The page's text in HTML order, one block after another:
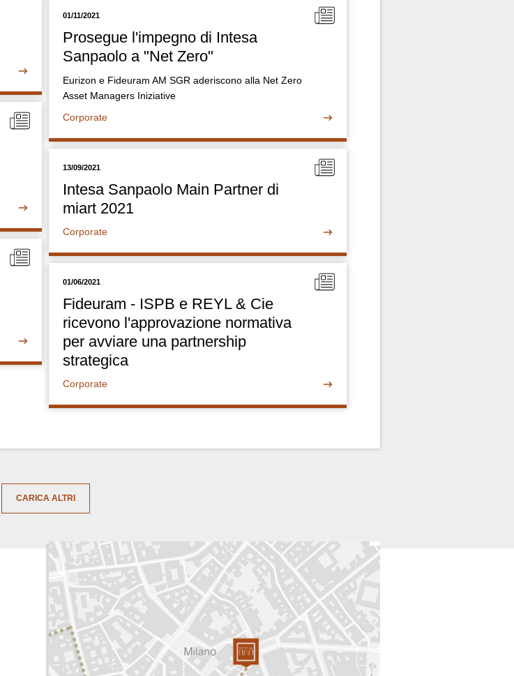
01/11/2021
Prosegue l'impegno di Intesa
Sanpaolo a "Net Zero"
Eurizon e Fideuram AM SGR aderiscono alla Net Zero
Asset Managers Iniziative
Corporate
13/09/2021
Intesa Sanpaolo Main Partner di
miart 2021
Corporate
01/06/2021
Fideuram - ISPB e REYL & Cie
ricevono l'approvazione normativa
per avviare una partnership
strategica
Corporate
CARICA ALTRI